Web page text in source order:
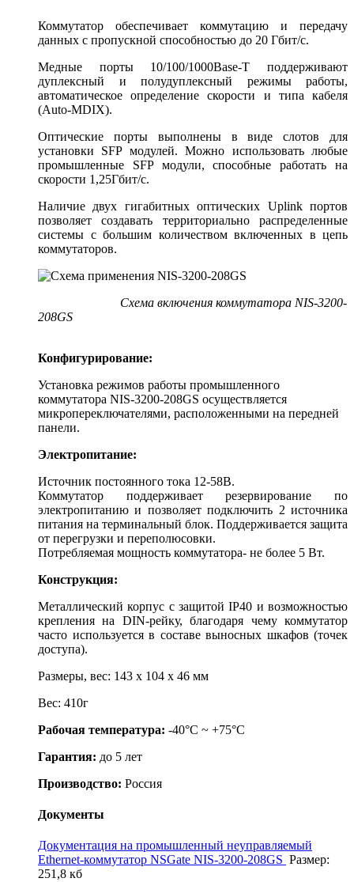
Коммутатор обеспечивает коммутацию и передачу
данных с пропускной способностью до 20 Гбит/с.
Медные порты 10/100/1000Base-T поддерживают
дуплексный и полудуплексный режимы работы,
автоматическое определение скорости и типа кабеля
(Auto-MDIX).
Оптические порты выполнены в виде слотов для
установки SFP модулей. Можно использовать любые
промышленные SFP модули, способные работать на
скорости 1,25Гбит/с.
Наличие двух гигабитных оптических Uplink портов
позволяет создавать территориально распределенные
системы с большим количеством включенных в цепь
коммутаторов.
Схема включения коммутатора NIS-3200-
208GS
Конфигурирование:
Установка режимов работы промышленного
коммутатора NIS-3200-208GS осуществляется
микропереключателями, расположенными на передней
панели.
Электропитание:
Источник постоянного тока 12-58В.
Коммутатор поддерживает резервирование по
электропитанию и позволяет подключить 2 источника
питания на терминальный блок. Поддерживается защита
от перегрузки и переполюсовки.
Потребляемая мощность коммутатора- не более 5 Вт.
Конструкция:
Металлический корпус с защитой IP40 и возможностью
крепления на DIN-рейку, благодаря чему коммутатор
часто используется в составе выносных шкафов (точек
доступа).
Размеры, вес: 143 x 104 x 46 мм
Вес: 410г
Рабочая температура: -40°C ~ +75°C
Гарантия: до 5 лет
Производство: Россия
Документы
Документация на промышленный неуправляемый
Ethernet-коммутатор NSGate NIS-3200-208GS Размер:
251,8 кб